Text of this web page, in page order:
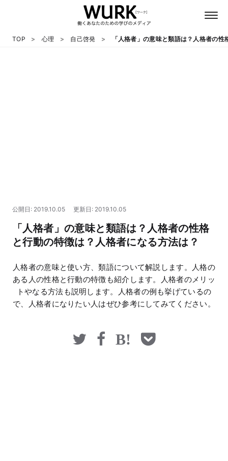
マネー
TOP 心理 自己啓発 「人格者」の意味と類語は？人格者の
公開日: 2019.10.05 更新日: 2019.10.05
「人格者」の意味と類語は？人格者の性格
と行動の特徴は？人格者になる方法は？
人格者の意味と使い方、類語について解説します。人格の
ある人の性格と行動の特徴も紹介します。人格者のメリッ
トやなる方法も説明します。人格者の例も挙げているの
で、人格者になりたい人はぜひ参考にしてみてください。